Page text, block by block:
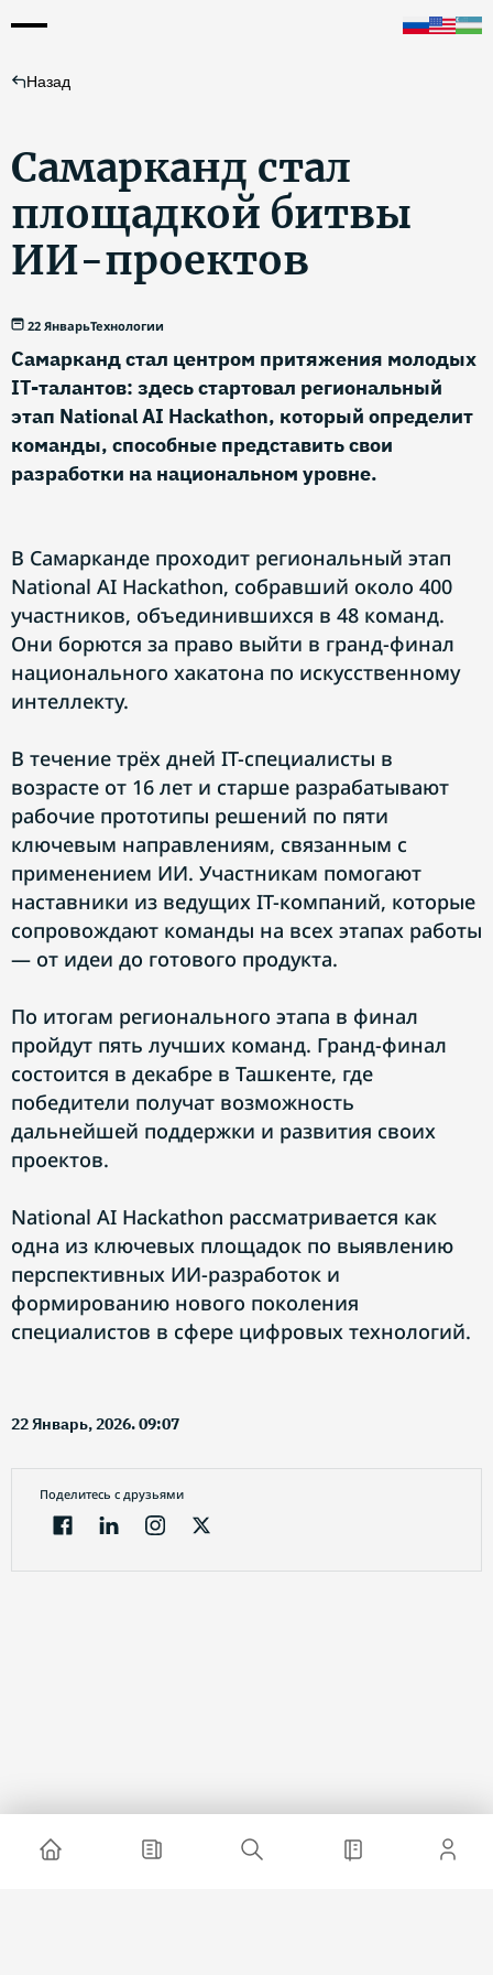
Назад
Самарканд стал
площадкой битвы
ИИ-проектов
22 ЯнварьТехнологии
Самарканд стал центром притяжения молодых
IT-талантов: здесь стартовал региональный
этап National AI Hackathon, который определит
команды, способные представить свои
разработки на национальном уровне.
В Самарканде проходит региональный этап
National AI Hackathon, собравший около 400
участников, объединившихся в 48 команд.
Они борются за право выйти в гранд-финал
национального хакатона по искусственному
интеллекту.
В течение трёх дней IT-специалисты в
возрасте от 16 лет и старше разрабатывают
рабочие прототипы решений по пяти
ключевым направлениям, связанным с
применением ИИ. Участникам помогают
наставники из ведущих IT-компаний, которые
сопровождают команды на всех этапах работы
— от идеи до готового продукта.
По итогам регионального этапа в финал
пройдут пять лучших команд. Гранд-финал
состоится в декабре в Ташкенте, где
победители получат возможность
дальнейшей поддержки и развития своих
проектов.
National AI Hackathon рассматривается как
одна из ключевых площадок по выявлению
перспективных ИИ-разработок и
формированию нового поколения
специалистов в сфере цифровых технологий.
22 Январь, 2026. 09:07
Поделитесь с друзьями